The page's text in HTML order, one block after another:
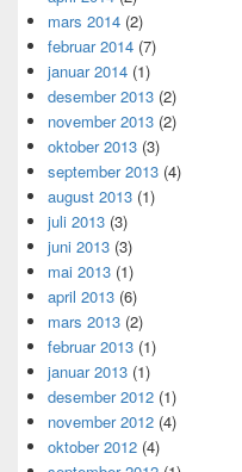
mars 2014 (2)
februar 2014 (7)
januar 2014 (1)
desember 2013 (2)
november 2013 (2)
oktober 2013 (3)
september 2013 (4)
august 2013 (1)
juli 2013 (3)
juni 2013 (3)
mai 2013 (1)
april 2013 (6)
mars 2013 (2)
februar 2013 (1)
januar 2013 (1)
desember 2012 (1)
november 2012 (4)
oktober 2012 (4)